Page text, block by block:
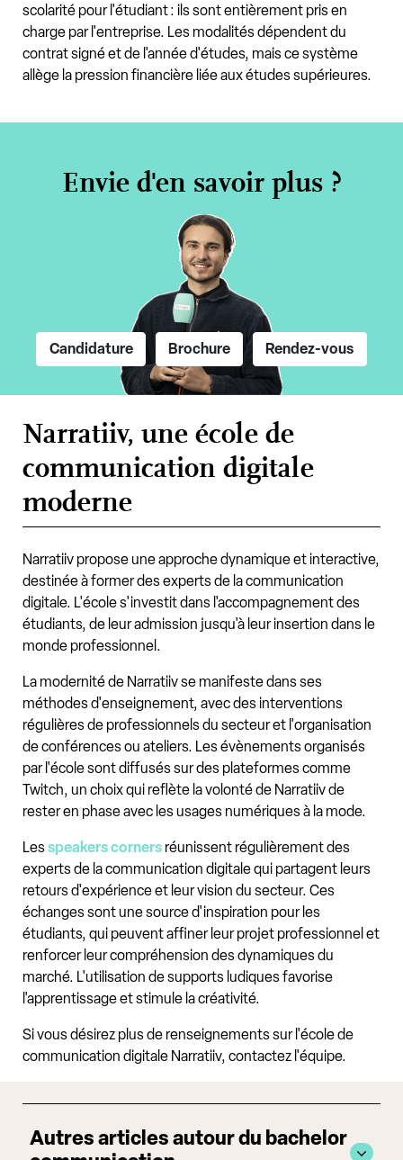
scolarité pour l'étudiant : ils sont entièrement pris en
charge par l'entreprise. Les modalités dépendent du
contrat signé et de l'année d'études, mais ce système
allège la pression financière liée aux études supérieures.
Envie d'en savoir plus ?
Candidature Brochure Rendez-vous
Narratiiv, une école de
communication digitale
moderne
Narratiiv propose une approche dynamique et interactive,
destinée à former des experts de la communication
digitale. L'école s'investit dans l'accompagnement des
étudiants, de leur admission jusqu'à leur insertion dans le
monde professionnel.
La modernité de Narratiiv se manifeste dans ses
méthodes d'enseignement, avec des interventions
régulières de professionnels du secteur et l'organisation
de conférences ou ateliers. Les évènements organisés
par l'école sont diffusés sur des plateformes comme
Twitch, un choix qui reflète la volonté de Narratiiv de
rester en phase avec les usages numériques à la mode.
Lesspeakers corners réunissent régulièrement des
experts de la communication digitale qui partagent leurs
retours d'expérience et leur vision du secteur. Ces
échanges sont une source d'inspiration pour les
étudiants, qui peuvent affiner leur projet professionnel et
renforcer leur compréhension des dynamiques du
marché. L'utilisation de supports ludiques favorise
l'apprentissage et stimule la créativité.
Si vous désirez plus de renseignements sur l'école de
communication digitale Narratiiv, contactez l'équipe.
Autres articles autour du bachelor